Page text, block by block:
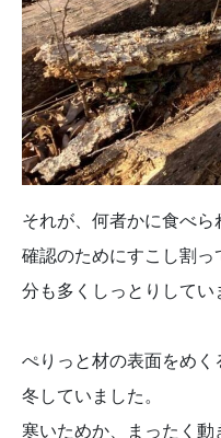
それが、何者かに食べら
確認のためにすこし割
分も多くしっとりしてい
ぺりっと材の表面をめ
冬していました。
寒いためか、まったく